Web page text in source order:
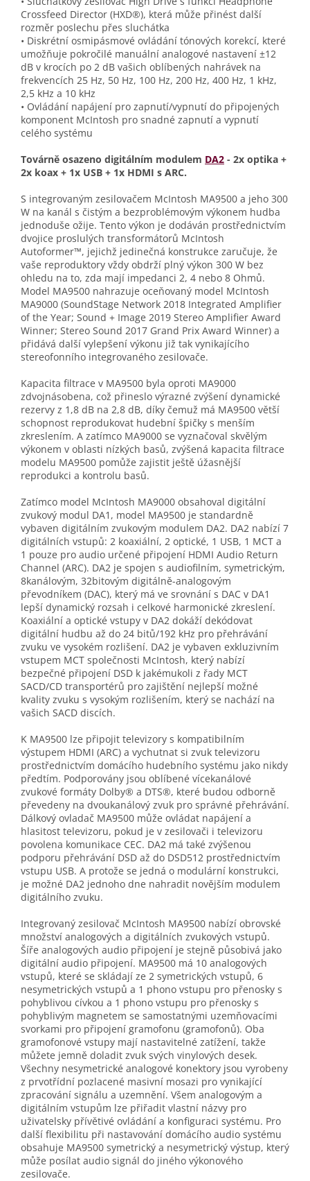
Crossfeed Director (HXD®), která může přinést další
rozměr poslechu přes sluchátka
• Diskrétní osmipásmové ovládání tónových korekcí, které
umožňuje pokročilé manuální analogové nastavení ±12
dB v krocích po 2 dB vašich oblíbených nahrávek na
frekvencích 25 Hz, 50 Hz, 100 Hz, 200 Hz, 400 Hz, 1 kHz,
2,5 kHz a 10 kHz
• Ovládání napájení pro zapnutí/vypnutí do připojených
komponent McIntosh pro snadné zapnutí a vypnutí
celého systému
Továrně osazeno digitálním modulem DA2 - 2x optika +
2x koax + 1x USB + 1x HDMI s ARC.
S integrovaným zesilovačem McIntosh MA9500 a jeho 300
W na kanál s čistým a bezproblémovým výkonem hudba
jednoduše ožije. Tento výkon je dodáván prostřednictvím
dvojice proslulých transformátorů McIntosh
Autoformer™, jejichž jedinečná konstrukce zaručuje, že
vaše reproduktory vždy obdrží plný výkon 300 W bez
ohledu na to, zda mají impedanci 2, 4 nebo 8 Ohmů.
Model MA9500 nahrazuje oceňovaný model McIntosh
MA9000 (SoundStage Network 2018 Integrated Amplifier
of the Year; Sound + Image 2019 Stereo Amplifier Award
Winner; Stereo Sound 2017 Grand Prix Award Winner) a
přidává další vylepšení výkonu již tak vynikajícího
stereofonního integrovaného zesilovače.
Kapacita filtrace v MA9500 byla oproti MA9000
zdvojnásobena, což přineslo výrazné zvýšení dynamické
rezervy z 1,8 dB na 2,8 dB, díky čemuž má MA9500 větší
schopnost reprodukovat hudební špičky s menším
zkreslením. A zatímco MA9000 se vyznačoval skvělým
výkonem v oblasti nízkých basů, zvýšená kapacita filtrace
modelu MA9500 pomůže zajistit ještě úžasnější
reprodukci a kontrolu basů.
Zatímco model McIntosh MA9000 obsahoval digitální
zvukový modul DA1, model MA9500 je standardně
vybaven digitálním zvukovým modulem DA2. DA2 nabízí 7
digitálních vstupů: 2 koaxiální, 2 optické, 1 USB, 1 MCT a
1 pouze pro audio určené připojení HDMI Audio Return
Channel (ARC). DA2 je spojen s audiofilním, symetrickým,
8kanálovým, 32bitovým digitálně-analogovým
převodníkem (DAC), který má ve srovnání s DAC v DA1
lepší dynamický rozsah i celkové harmonické zkreslení.
Koaxiální a optické vstupy v DA2 dokáží dekódovat
digitální hudbu až do 24 bitů/192 kHz pro přehrávání
zvuku ve vysokém rozlišení. DA2 je vybaven exkluzivním
vstupem MCT společnosti McIntosh, který nabízí
bezpečné připojení DSD k jakémukoli z řady MCT
SACD/CD transportérů pro zajištění nejlepší možné
kvality zvuku s vysokým rozlišením, který se nachází na
vašich SACD discích.
K MA9500 lze připojit televizory s kompatibilním
výstupem HDMI (ARC) a vychutnat si zvuk televizoru
prostřednictvím domácího hudebního systému jako nikdy
předtím. Podporovány jsou oblíbené vícekanálové
zvukové formáty Dolby® a DTS®, které budou odborně
převedeny na dvoukanálový zvuk pro správné přehrávání.
Dálkový ovladač MA9500 může ovládat napájení a
hlasitost televizoru, pokud je v zesilovači i televizoru
povolena komunikace CEC. DA2 má také zvýšenou
podporu přehrávání DSD až do DSD512 prostřednictvím
vstupu USB. A protože se jedná o modulární konstrukci,
je možné DA2 jednoho dne nahradit novějším modulem
digitálního zvuku.
Integrovaný zesilovač McIntosh MA9500 nabízí obrovské
množství analogových a digitálních zvukových vstupů.
Šíře analogových audio připojení je stejně působivá jako
digitální audio připojení. MA9500 má 10 analogových
vstupů, které se skládají ze 2 symetrických vstupů, 6
nesymetrických vstupů a 1 phono vstupu pro přenosky s
pohyblivou cívkou a 1 phono vstupu pro přenosky s
pohyblivým magnetem se samostatnými uzemňovacími
svorkami pro připojení gramofonu (gramofonů). Oba
gramofonové vstupy mají nastavitelné zatížení, takže
můžete jemně doladit zvuk svých vinylových desek.
Všechny nesymetrické analogové konektory jsou vyrobeny
z prvotřídní pozlacené masivní mosazi pro vynikající
zpracování signálu a uzemnění. Všem analogovým a
digitálním vstupům lze přiřadit vlastní názvy pro
uživatelsky přívětivé ovládání a konfiguraci systému. Pro
další flexibilitu při nastavování domácího audio systému
obsahuje MA9500 symetrický a nesymetrický výstup, který
může posílat audio signál do jiného výkonového
zesilovače.